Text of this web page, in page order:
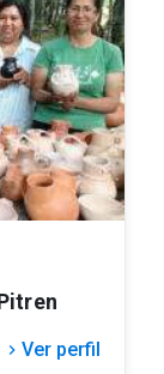
keyboard_arrow_right Ver perfil